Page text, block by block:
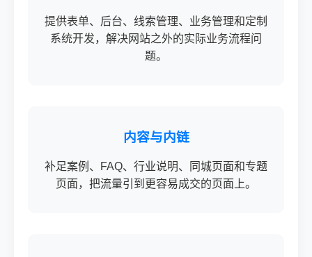
提供表单、后台、线索管理、业务管理和定制
系统开发，解决网站之外的实际业务流程问
题。
内容与内链
补足案例、FAQ、行业说明、同城页面和专题
页面，把流量引到更容易成交的页面上。